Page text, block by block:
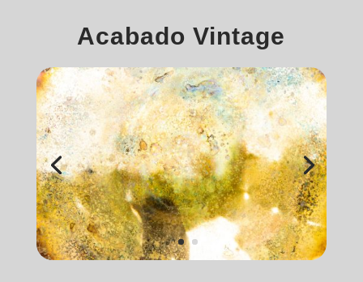
Acabado Vintage